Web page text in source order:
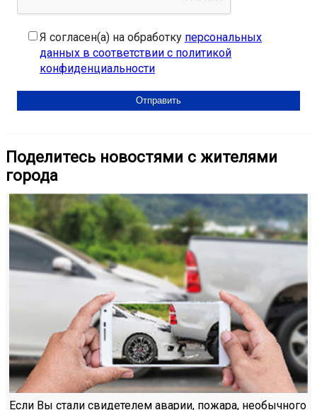
Я согласен(а) на обработку персональных
данных в соответствии с политикой
конфиденциальности
Поделитесь новостями с жителями
города
Если Вы стали свидетелем аварии, пожара, необычного